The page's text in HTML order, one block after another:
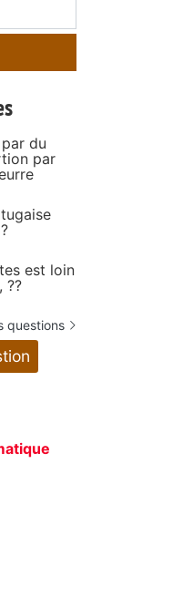
du
par
est loin
??
questions